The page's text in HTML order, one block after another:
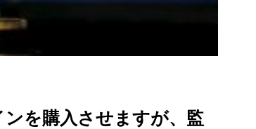
を購入させますが、監